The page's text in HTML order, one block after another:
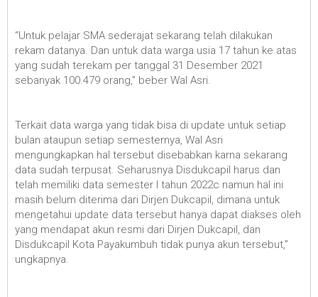
“Untuk pelajar SMA sederajat sekarang telah dilakukan
rekam datanya. Dan untuk data warga usia 17 tahun ke atas
yang sudah terekam per tanggal 31 Desember 2021
sebanyak 100.479 orang,” beber Wal Asri.
Terkait data warga yang tidak bisa di update untuk setiap
bulan ataupun setiap semesternya, Wal Asri
mengungkapkan hal tersebut disebabkan karna sekarang
data sudah terpusat. Seharusnya Disdukcapil harus dan
telah memiliki data semester I tahun 2022c namun hal ini
masih belum diterima dari Dirjen Dukcapil, dimana untuk
mengetahui update data tersebut hanya dapat diakses oleh
yang mendapat akun resmi dari Dirjen Dukcapil, dan
Disdukcapil Kota Payakumbuh tidak punya akun tersebut,”
ungkapnya.